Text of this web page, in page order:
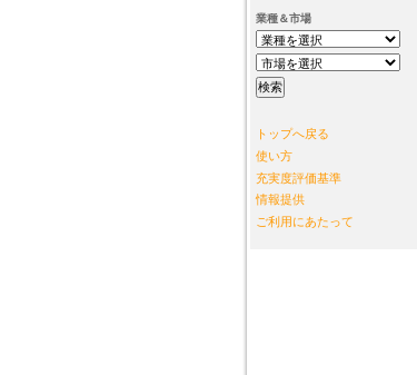
業種＆市場
トップへ戻る
使い方
充実度評価基準
情報提供
ご利用にあたって